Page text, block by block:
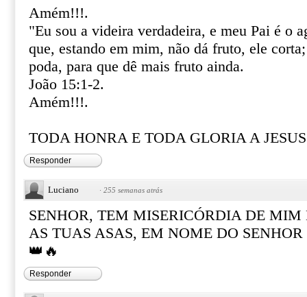
Amém!!!.
"Eu sou a videira verdadeira, e meu Pai é o
que, estando em mim, não dá fruto, ele
poda, para que dê mais fruto ainda.
João 15:1-2.
Amém!!!.
TODA HONRA E TODA GLORIA A
Responder
Luciano · 255 semanas atrás
SENHOR, TEM MISERICÓRDIA DE MIM
AS TUAS ASAS, EM NOME DO
👑🔥
Responder